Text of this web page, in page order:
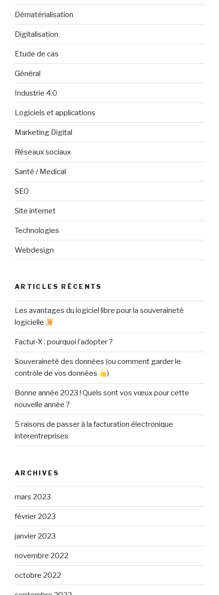
Dématérialisation
Digitalisation
Etude de cas
Général
Industrie 4.0
Logiciels et applications
Marketing Digital
Réseaux sociaux
Santé / Medical
SEO
Site internet
Technologies
Webdesign
ARTICLES RÉCENTS
Les avantages du logiciel libre pour la souveraineté
logicielle
Factur-X : pourquoi l’adopter ?
Souveraineté des données (ou comment garder le
contrôle de vos données
)
Bonne année 2023 ! Quels sont vos vœux pour cette
nouvelle année ?
5 raisons de passer à la facturation électronique
interentreprises
ARCHIVES
mars 2023
février 2023
janvier 2023
novembre 2022
octobre 2022